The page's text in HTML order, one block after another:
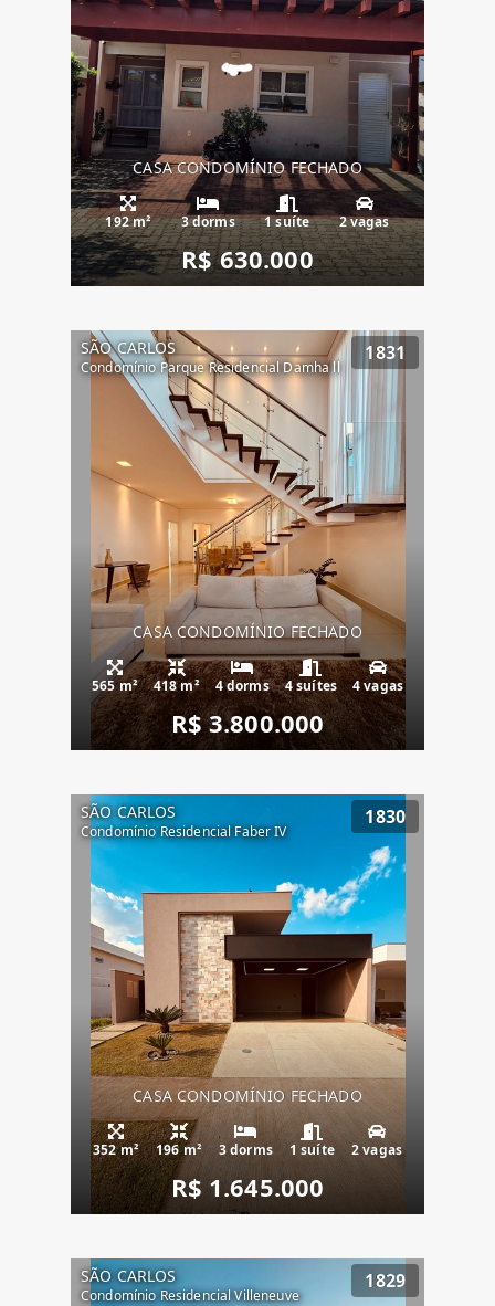
CASA CONDOMÍNIO FECHADO
192 m² 3 dorms 1 suíte 2 vagas
R$ 630.000
SÃO CARLOS
Condomínio Parque Residencial Damha ll
1831
CASA CONDOMÍNIO FECHADO
565 m² 418 m² 4 dorms 4 suítes 4 vagas
R$ 3.800.000
SÃO CARLOS
Condomínio Residencial Faber IV
1830
CASA CONDOMÍNIO FECHADO
352 m² 196 m² 3 dorms 1 suíte 2 vagas
R$ 1.645.000
SÃO CARLOS
Condomínio Residencial Villeneuve
1829